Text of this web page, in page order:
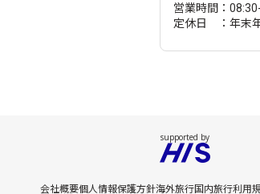
営業時間：
定休日 ：年末
会社概要個人情報保護方針海外旅行国内旅行利用